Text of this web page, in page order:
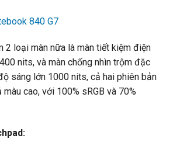
2 loại màn nữa là màn tiết kiệm điện
nits, và màn chống nhìn trộm đặc
sáng lớn 1000 nits, cả hai phiên bản
cao, với 100% sRGB và 70%